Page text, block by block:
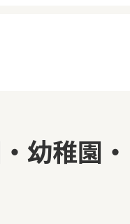
幼稚園